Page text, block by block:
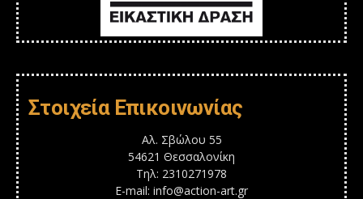
Στοιχεία Επικοινωνίας
Αλ. Σβώλου 55
54621 Θεσσαλονίκη
Τηλ: 2310271978
E-mail: info@action-art.gr